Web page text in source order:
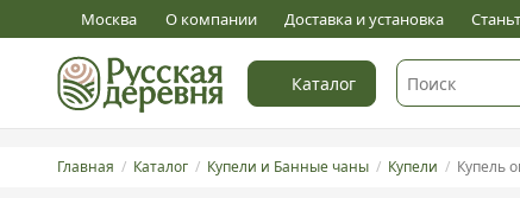
Москва О компании Доставка и установка
Каталог
Главная Каталог Купели и Банные чаны Купели Купель
Оставить отзыв